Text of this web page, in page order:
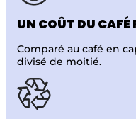
UN COÛT DU CAFÉ
Comparé au café en
divisé de moitié.